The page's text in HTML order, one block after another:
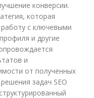
конверсии.
которая
с ключевыми
и другие
и
от полученных
задач SEO